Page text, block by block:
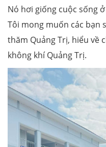
Nó hơi giống cuộc sống
Tôi mong muốn các bạn
thăm Quảng Trị, hiểu về
không khí Quảng Trị.